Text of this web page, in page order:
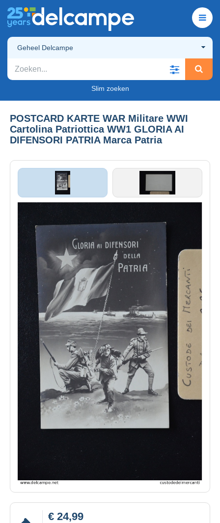
Geheel Delcampe
Slim zoeken
POSTCARD KARTE WAR Militare WWI
Cartolina Patriottica WW1 GLORIA AI
DIFENSORI PATRIA Marca Patria
€ 24,99